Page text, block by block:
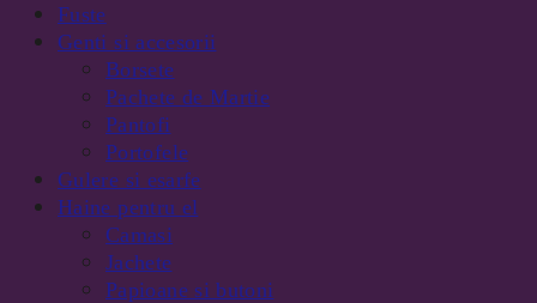
Fuste
Genti si accesorii
Borsete
Pachete de Martie
Pantofi
Portofele
Gulere si esarfe
Haine pentru el
Camasi
Jachete
Papioane si butoni